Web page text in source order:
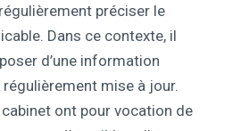
préciser le
Dans ce contexte, il
d’une information
mise à jour.
ont pour vocation de